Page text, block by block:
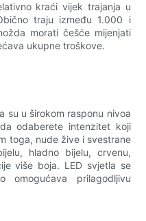
kraći vijek trajanja u
traju između 1.000 i
morati češće mijenjati
ukupne troškove.
su u širokom rasponu nivoa
odaberete intenzitet koji
toga, nude žive i svestrane
hladno bijelu, crvenu,
više boja. LED svjetla se
omogućava prilagodljivu